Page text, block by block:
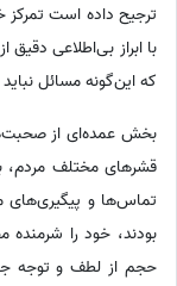
ترجیح داده است
با ابراز بی‌اطلاعی
که این‌گونه مسائل
بخش عمده‌ای از
قشرهای مختلف مردم،
تماس‌ها و پیگیری‌های
بودند، خود را
حجم از لطف و توجه